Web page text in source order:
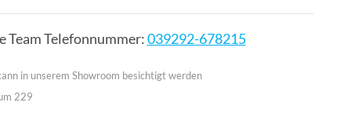
Team Telefonnummer:039292-678215
in unserem Showroom besichtigt werden
229